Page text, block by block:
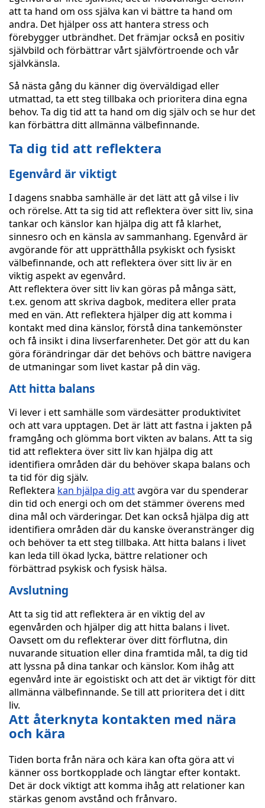
att ta hand om oss själva kan vi bättre ta hand om
andra. Det hjälper oss att hantera stress och
förebygger utbrändhet. Det främjar också en positiv
självbild och förbättrar vårt självförtroende och vår
självkänsla.
Så nästa gång du känner dig överväldigad eller
utmattad, ta ett steg tillbaka och prioritera dina egna
behov. Ta dig tid att ta hand om dig själv och se hur det
kan förbättra ditt allmänna välbefinnande.
Ta dig tid att reflektera
Egenvård är viktigt
I dagens snabba samhälle är det lätt att gå vilse i liv
och rörelse. Att ta sig tid att reflektera över sitt liv, sina
tankar och känslor kan hjälpa dig att få klarhet,
sinnesro och en känsla av sammanhang. Egenvård är
avgörande för att upprätthålla psykiskt och fysiskt
välbefinnande, och att reflektera över sitt liv är en
viktig aspekt av egenvård.
Att reflektera över sitt liv kan göras på många sätt,
t.ex. genom att skriva dagbok, meditera eller prata
med en vän. Att reflektera hjälper dig att komma i
kontakt med dina känslor, förstå dina tankemönster
och få insikt i dina livserfarenheter. Det gör att du kan
göra förändringar där det behövs och bättre navigera
de utmaningar som livet kastar på din väg.
Att hitta balans
Vi lever i ett samhälle som värdesätter produktivitet
och att vara upptagen. Det är lätt att fastna i jakten på
framgång och glömma bort vikten av balans. Att ta sig
tid att reflektera över sitt liv kan hjälpa dig att
identifiera områden där du behöver skapa balans och
ta tid för dig själv.
Reflektera kan hjälpa dig attavgöra var du spenderar
din tid och energi och om det stämmer överens med
dina mål och värderingar. Det kan också hjälpa dig att
identifiera områden där du kanske överanstränger dig
och behöver ta ett steg tillbaka. Att hitta balans i livet
kan leda till ökad lycka, bättre relationer och
förbättrad psykisk och fysisk hälsa.
Avslutning
Att ta sig tid att reflektera är en viktig del av
egenvården och hjälper dig att hitta balans i livet.
Oavsett om du reflekterar över ditt förflutna, din
nuvarande situation eller dina framtida mål, ta dig tid
att lyssna på dina tankar och känslor. Kom ihåg att
egenvård inte är egoistiskt och att det är viktigt för ditt
allmänna välbefinnande. Se till att prioritera det i ditt
liv.
Att återknyta kontakten med nära
och kära
Tiden borta från nära och kära kan ofta göra att vi
känner oss bortkopplade och längtar efter kontakt.
Det är dock viktigt att komma ihåg att relationer kan
stärkas genom avstånd och frånvaro.